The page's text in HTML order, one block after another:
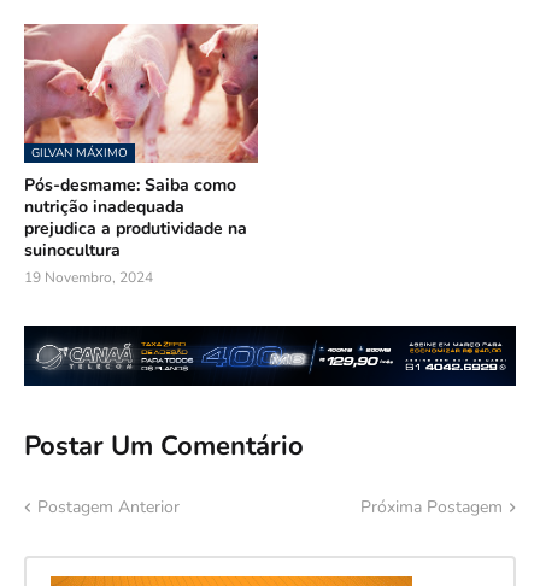
GILVAN MÁXIMO
Pós-desmame: Saiba como
nutrição inadequada
prejudica a produtividade na
suinocultura
19 Novembro, 2024
Postar Um Comentário
Postagem Anterior Próxima Postagem